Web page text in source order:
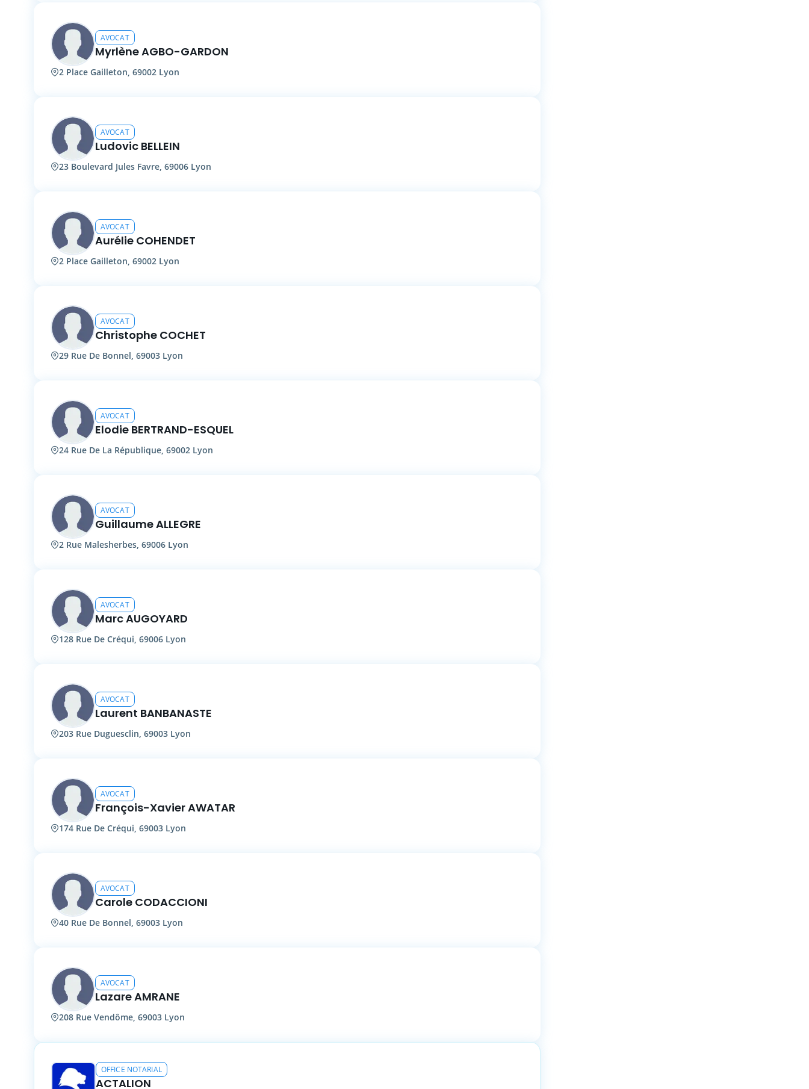
AVOCAT
Myrlène AGBO-GARDON
2 Place Gailleton, 69002 Lyon
AVOCAT
Ludovic BELLEIN
23 Boulevard Jules Favre, 69006 Lyon
AVOCAT
Aurélie COHENDET
2 Place Gailleton, 69002 Lyon
AVOCAT
Christophe COCHET
29 Rue De Bonnel, 69003 Lyon
AVOCAT
Elodie BERTRAND-ESQUEL
24 Rue De La République, 69002 Lyon
AVOCAT
Guillaume ALLEGRE
2 Rue Malesherbes, 69006 Lyon
AVOCAT
Marc AUGOYARD
128 Rue De Créqui, 69006 Lyon
AVOCAT
Laurent BANBANASTE
203 Rue Duguesclin, 69003 Lyon
AVOCAT
François-Xavier AWATAR
174 Rue De Créqui, 69003 Lyon
AVOCAT
Carole CODACCIONI
40 Rue De Bonnel, 69003 Lyon
AVOCAT
Lazare AMRANE
208 Rue Vendôme, 69003 Lyon
OFFICE NOTARIAL
ACTALION